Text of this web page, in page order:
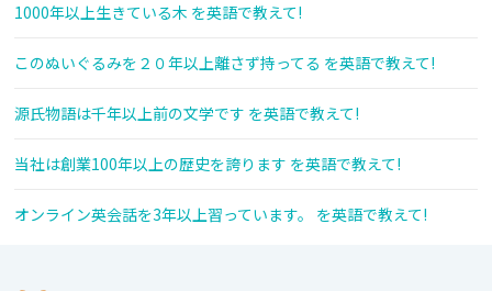
1000年以上生きている木 を英語で教えて!
このぬいぐるみを２０年以上離さず持ってる を英語で教えて!
源氏物語は千年以上前の文学です を英語で教えて!
当社は創業100年以上の歴史を誇ります を英語で教えて!
オンライン英会話を3年以上習っています。 を英語で教えて!